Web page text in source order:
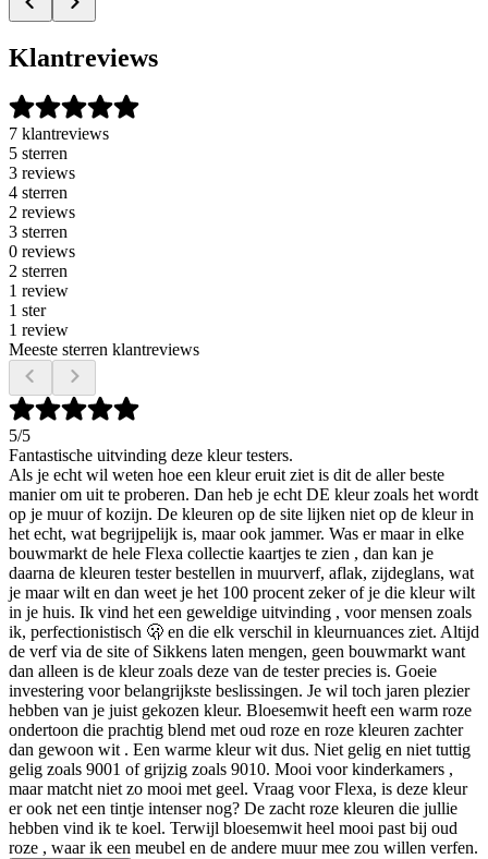
Klantreviews
7 klantreviews
5 sterren
3 reviews
4 sterren
2 reviews
3 sterren
0 reviews
2 sterren
1 review
1 ster
1 review
Meeste sterren klantreviews
5/5
Fantastische uitvinding deze kleur testers.
Als je echt wil weten hoe een kleur eruit ziet is dit de aller beste
manier om uit te proberen. Dan heb je echt DE kleur zoals het wordt
op je muur of kozijn. De kleuren op de site lijken niet op de kleur in
het echt, wat begrijpelijk is, maar ook jammer. Was er maar in elke
bouwmarkt de hele Flexa collectie kaartjes te zien , dan kan je
daarna de kleuren tester bestellen in muurverf, aflak, zijdeglans, wat
je maar wilt en dan weet je het 100 procent zeker of je die kleur wilt
in je huis. Ik vind het een geweldige uitvinding , voor mensen zoals
ik, perfectionistisch 🫢 en die elk verschil in kleurnuances ziet. Altijd
de verf via de site of Sikkens laten mengen, geen bouwmarkt want
dan alleen is de kleur zoals deze van de tester precies is. Goeie
investering voor belangrijkste beslissingen. Je wil toch jaren plezier
hebben van je juist gekozen kleur. Bloesemwit heeft een warm roze
ondertoon die prachtig blend met oud roze en roze kleuren zachter
dan gewoon wit . Een warme kleur wit dus. Niet gelig en niet tuttig
gelig zoals 9001 of grijzig zoals 9010. Mooi voor kinderkamers ,
maar matcht niet zo mooi met geel. Vraag voor Flexa, is deze kleur
er ook net een tintje intenser nog? De zacht roze kleuren die jullie
hebben vind ik te koel. Terwijl bloesemwit heel mooi past bij oud
roze , waar ik een meubel en de andere muur mee zou willen verfen.